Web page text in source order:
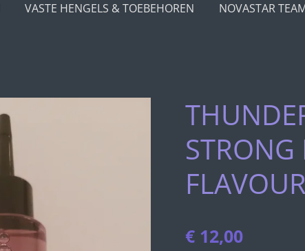
VASTE HENGELS & TOEBEHOREN NOVASTAR
€ 12,00